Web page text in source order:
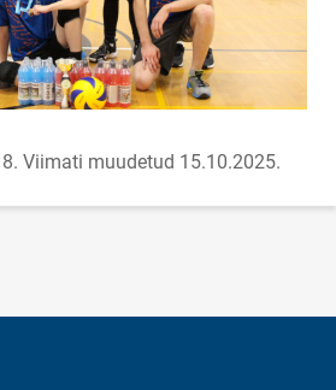
Viimati muudetud 15.10.2025.